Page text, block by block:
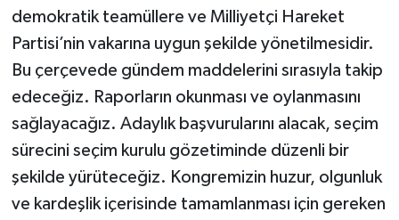
demokratik teamüllere ve Milliyetçi Hareket
Partisi’nin vakarına uygun şekilde yönetilmesidir.
Bu çerçevede gündem maddelerini sırasıyla takip
edeceğiz. Raporların okunması ve oylanmasını
sağlayacağız. Adaylık başvurularını alacak, seçim
sürecini seçim kurulu gözetiminde düzenli bir
şekilde yürüteceğiz. Kongremizin huzur, olgunluk
ve kardeşlik içerisinde tamamlanması için gereken